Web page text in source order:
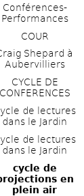
Conférences-
Performances
COUR
Shepard à
Aubervilliers
CYCLE DE
CONFERENCES
de lectures
dans le Jardin
de lectures
dans le Jardin
cycle de
en
plein air